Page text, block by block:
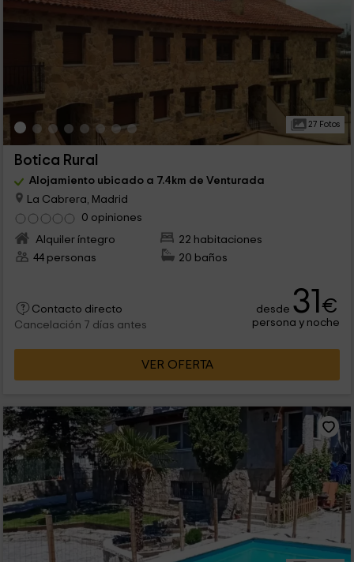
27 Fotos
Botica Rural
Alojamiento ubicado a 7.4km de Venturada
La Cabrera, Madrid
0 opiniones
Alquiler íntegro
22 habitaciones
44 personas
20 baños
Contacto directo
Cancelación 7 días antes
desde 31€
persona y noche
VER OFERTA